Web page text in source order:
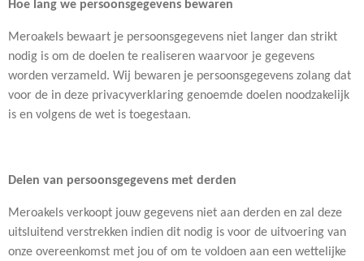
Hoe lang we persoonsgegevens bewaren
Meroakels bewaart je persoonsgegevens niet langer dan strikt
nodig is om de doelen te realiseren waarvoor je gegevens
worden verzameld. Wij bewaren je persoonsgegevens zolang dat
voor de in deze privacyverklaring genoemde doelen noodzakelijk
is en volgens de wet is toegestaan.
Delen van persoonsgegevens met derden
Meroakels verkoopt jouw gegevens niet aan derden en zal deze
uitsluitend verstrekken indien dit nodig is voor de uitvoering van
onze overeenkomst met jou of om te voldoen aan een wettelijke